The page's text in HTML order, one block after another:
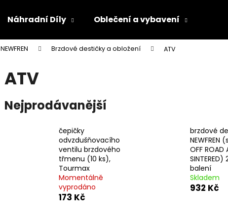
Náhradní Díly Oblečení a vybavení
NEWFREN Brzdové destičky a obložení ATV
ATV
Nejprodávanější
čepičky
odvzdušňovacího
ventilu brzdového
třmenu (10 ks),
Tourmax
Momentálně
vyprodáno
173 Kč
brzdové
NEWFREN
OFF ROAD
SINTERED)
balení
Skladem
932 Kč
Co potřebujete najít?
Doporučujeme